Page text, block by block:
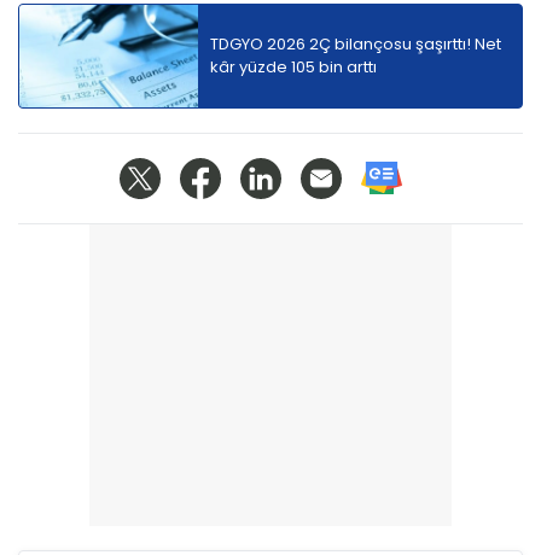
TDGYO 2026 2Ç bilançosu şaşırttı! Net
kâr yüzde 105 bin arttı